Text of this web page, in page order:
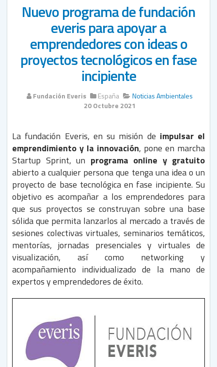
Nuevo programa de fundación
everis para apoyar a
emprendedores con ideas o
proyectos tecnológicos en fase
incipiente
Fundación Everis España
Noticias Ambientales
20 Octubre 2021
La fundación Everis, en su misión de impulsar el
emprendimiento y la innovación, pone en marcha
Startup Sprint, un programa online y gratuito
abierto a cualquier persona que tenga una idea o un
proyecto de base tecnológica en fase incipiente. Su
objetivo es acompañar a los emprendedores para
que sus proyectos se construyan sobre una base
sólida que permita lanzarlos al mercado a través de
sesiones colectivas virtuales, seminarios temáticos,
mentorías, jornadas presenciales y virtuales de
visualización, así como networking y
acompañamiento individualizado de la mano de
expertos y emprendedores de éxito.